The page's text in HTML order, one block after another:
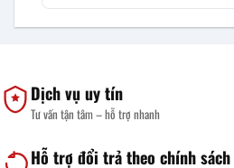
Dịch vụ uy tín
Tư vấn tận tâm – hỗ trợ nhanh
Hỗ trợ đổi trả theo chính sách